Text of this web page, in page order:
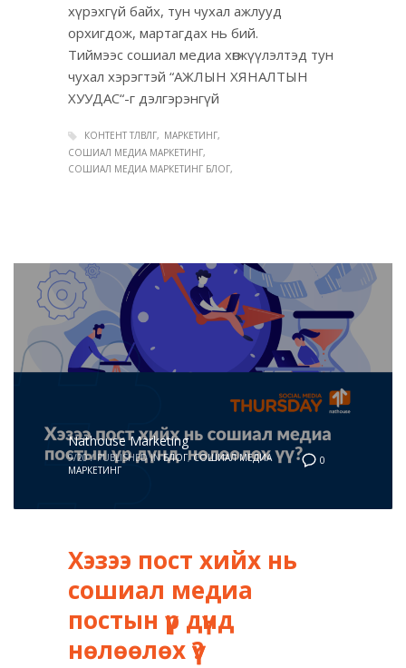
хүрэхгүй байх, тун чухал ажлууд
орхигдож, мартагдах нь бий.
Тиймээс сошиал медиа хөгжүүлэлтэд тун
чухал хэрэгтэй “АЖЛЫН ХЯНАЛТЫН
ХУУДАС“-г дэлгэрэнгүй
КОНТЕНТ ТӨЛӨВЛӨГӨӨ
МАРКЕТИНГ
СОШИАЛ МЕДИА МАРКЕТИНГ
СОШИАЛ МЕДИА МАРКЕТИНГ БЛОГ
0
Nathouse Marketing
9/20 / PUBLISHED IN БЛОГ,СОШИАЛ МЕДИА
МАРКЕТИНГ
Хэзээ пост хийх нь
сошиал медиа
постын үр дүнд
нөлөөлөх үү?